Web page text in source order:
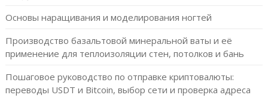
Основы наращивания и моделирования ногтей
Производство базальтовой минеральной ваты и её
применение для теплоизоляции стен, потолков и бань
Пошаговое руководство по отправке криптовалюты:
переводы USDT и Bitcoin, выбор сети и проверка адреса